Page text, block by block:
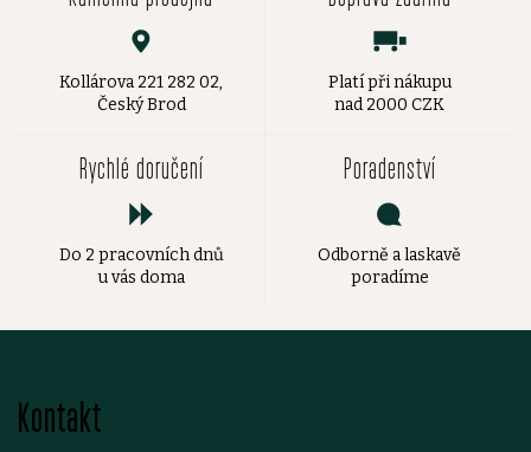
Kollárova 221 282 02,
Český Brod
Platí při nákupu
nad 2000 CZK
Rychlé doručení
Do 2 pracovních dnů
u vás doma
Poradenství
Odborně a laskavě
poradíme
Kontakt